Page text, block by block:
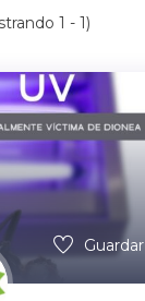
1 - 1)
Guardar